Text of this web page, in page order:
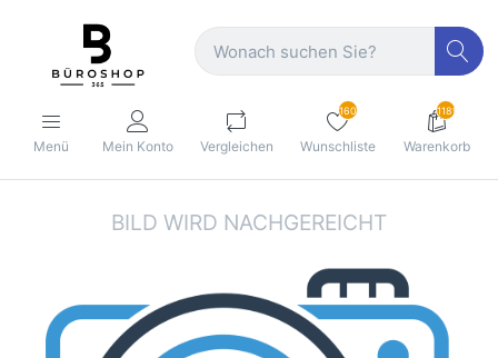
Menü Mein Konto Vergleichen
160
Wunschliste
1189
Warenkorb